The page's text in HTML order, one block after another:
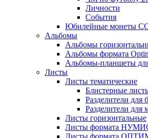
Личности
События
Юбилейные монеты
Альбомы
Альбомы
Альбомы формата
Альбомы-планшеты
Листы
Листы тематические
Блистерные
Разделители для
Разделители для
Листы горизонтальные
Листы формата
Листы формата